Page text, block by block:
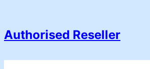
Authorised Reseller